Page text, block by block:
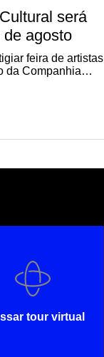
será
agosto
feira de artistas
da Companhia
tour virtual